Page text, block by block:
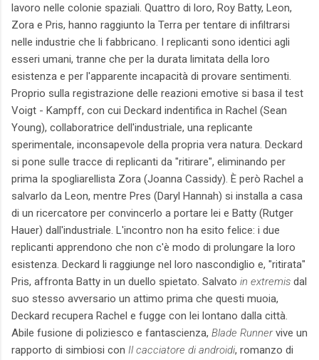
lavoro nelle colonie spaziali. Quattro di loro, Roy Batty, Leon,
Zora e Pris, hanno raggiunto la Terra per tentare di infiltrarsi
nelle industrie che li fabbricano. I replicanti sono identici agli
esseri umani, tranne che per la durata limitata della loro
esistenza e per l'apparente incapacità di provare sentimenti.
Proprio sulla registrazione delle reazioni emotive si basa il test
Voigt - Kampff, con cui Deckard indentifica in Rachel (Sean
Young), collaboratrice dell'industriale, una replicante
sperimentale, inconsapevole della propria vera natura. Deckard
si pone sulle tracce di replicanti da "ritirare", eliminando per
prima la spogliarellista Zora (Joanna Cassidy). È però Rachel a
salvarlo da Leon, mentre Pres (Daryl Hannah) si installa a casa
di un ricercatore per convincerlo a portare lei e Batty (Rutger
Hauer) dall'industriale. L'incontro non ha esito felice: i due
replicanti apprendono che non c'è modo di prolungare la loro
esistenza. Deckard li raggiunge nel loro nascondiglio e, "ritirata"
Pris, affronta Batty in un duello spietato. Salvato in extremis dal
suo stesso avversario un attimo prima che questi muoia,
Deckard recupera Rachel e fugge con lei lontano dalla città.
Abile fusione di poliziesco e fantascienza, Blade Runnervive un
rapporto di simbiosi con Il cacciatore di androidi, romanzo di